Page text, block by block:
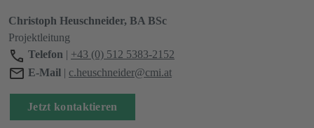
Christoph Heuschneider, BA BSc
Projektleitung
Telefon | +43 (0) 512 5383-2152
E-Mail | c.heuschneider@cmi.at
Jetzt kontaktieren